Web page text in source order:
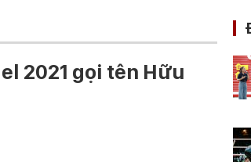
2021 gọi tên Hữu